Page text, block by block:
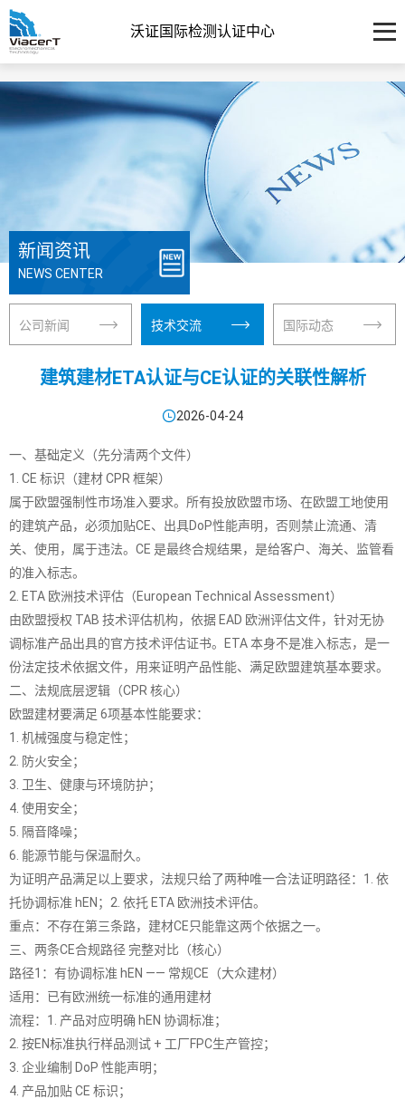
沃证国际检测认证中心
新闻资讯
NEWS CENTER
公司新闻 技术交流 国际动态
建筑建材ETA认证与CE认证的关联性解析
2026-04-24
一、基础定义（先分清两个文件）
1. CE 标识（建材 CPR 框架）
属于欧盟强制性市场准入要求。所有投放欧盟市场、在欧盟工地使用
的建筑产品，必须加贴CE、出具DoP性能声明，否则禁止流通、清
关、使用，属于违法。CE 是最终合规结果，是给客户、海关、监管看
的准入标志。
2. ETA 欧洲技术评估（European Technical Assessment）
由欧盟授权 TAB 技术评估机构，依据 EAD 欧洲评估文件，针对无协
调标准产品出具的官方技术评估证书。ETA 本身不是准入标志，是一
份法定技术依据文件，用来证明产品性能、满足欧盟建筑基本要求。
二、法规底层逻辑（CPR 核心）
欧盟建材要满足 6项基本性能要求：
1. 机械强度与稳定性；
2. 防火安全；
3. 卫生、健康与环境防护；
4. 使用安全；
5. 隔音降噪；
6. 能源节能与保温耐久。
为证明产品满足以上要求，法规只给了两种唯一合法证明路径：1. 依
托协调标准 hEN；2. 依托 ETA 欧洲技术评估。
重点：不存在第三条路，建材CE只能靠这两个依据之一。
三、两条CE合规路径 完整对比（核心）
路径1：有协调标准 hEN —— 常规CE（大众建材）
适用：已有欧洲统一标准的通用建材
流程：1. 产品对应明确 hEN 协调标准；
2. 按EN标准执行样品测试 + 工厂FPC生产管控；
3. 企业编制 DoP 性能声明；
4. 产品加贴 CE 标识；